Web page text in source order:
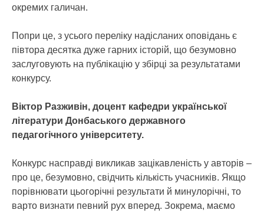
окремих галичан.
Попри це, з усього переліку надісланих оповідань є
півтора десятка дуже гарних історій, що безумовно
заслуговують на публікацію у збірці за результатами
конкурсу.
Віктор Разживін, доцент кафедри української
літератури Донбаського державного
педагогічного університету.
Конкурс насправді викликав зацікавленість у авторів –
про це, безумовно, свідчить кількість учасників. Якщо
порівнювати цьогорічні результати й минулорічні, то
варто визнати певний рух вперед. Зокрема, маємо